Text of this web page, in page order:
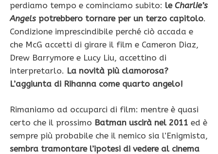
perdiamo tempo e cominciamo subito: le Charlie’s
Angels potrebbero tornare per un terzo capitolo.
Condizione imprescindibile perché ciò accada e
che McG accetti di girare il film e Cameron Diaz,
Drew Barrymore e Lucy Liu, accettino di
interpretarlo. La novità più clamorosa?
L’aggiunta di Rihanna come quarto angelo!
Rimaniamo ad occuparci di film: mentre è quasi
certo che il prossimo Batman uscirà nel 2011 ed è
sempre più probabile che il nemico sia l’Enigmista,
sembra tramontare l’ipotesi di vedere al cinema